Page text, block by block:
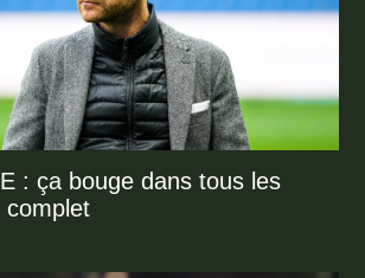
: ça bouge dans tous les
complet